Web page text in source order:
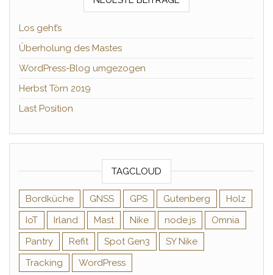
Los geht’s
Überholung des Mastes
WordPress-Blog umgezogen
Herbst Törn 2019
Last Position
TAGCLOUD
Bordküche GNSS GPS Gutenberg
Holz
IoT
Irland Mast Nike node.js
Omnia
Pantry
Refit Spot Gen3
SY Nike
Tracking
WordPress